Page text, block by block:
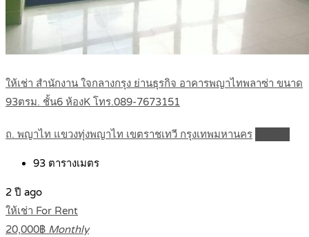
ให้เช่า สำนักงาน ใจกลางกรุง ย่านธุรกิจ อาคารพญาไทพลาซ่า ขนาด
93ตรม. ชั้น6 ห้องK โทร.089-7673151
ถ. พญาไท แขวงทุ่งพญาไท เขตราชเทวี กรุงเทพมหานคร
93 ตารางเมตร
2 ปี ago
ให้เช่า For Rent
20,000฿ Monthly